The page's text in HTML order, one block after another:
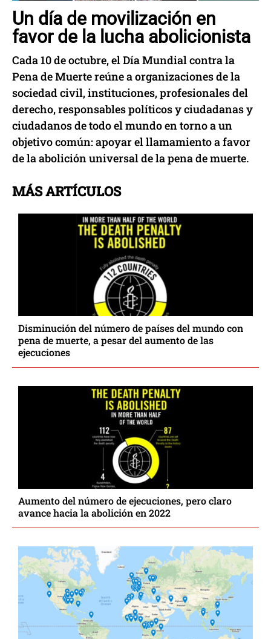
Un día de movilización en
favor de la lucha abolicionista
Cada 10 de octubre, el Día Mundial contra la
Pena de Muerte reúne a organizaciones de la
sociedad civil, instituciones, profesionales del
derecho, responsables políticos y ciudadanas y
ciudadanos de todo el mundo en torno a un
objetivo común: apoyar el llamamiento a favor
de la abolición universal de la pena de muerte.
MÁS ARTÍCULOS
Disminución del número de países del mundo con
pena de muerte, a pesar del aumento de las
ejecuciones
Aumento del número de ejecuciones, pero claro
avance hacia la abolición en 2022